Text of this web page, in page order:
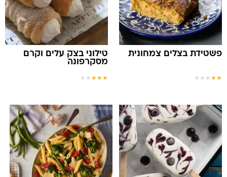
פשטידת בצלים צמחונית
★
★
★
★
★
טילוני בצק עלים וקרם
מסקרפונה
★
★
★
★
★